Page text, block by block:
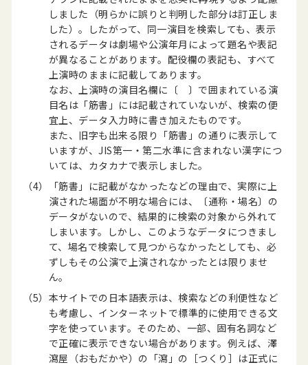
しました（明らかに誤りと判明した部分は訂正しま
した）。したがって、同一演目を検索しても、表示
されるデータは劇場や公演年月によって題名や表記
が異なることがあります。配役欄の表記も、すべて
上演時のままに記載してあります。
なお、上演時の演目名欄に〔 〕で囲まれている演
目名は「筋書」には記載されていないが、検索の便
宜上、データ入力時に書き加えたものです。
また、旧字も出来る限り「筋書」の通りに表示して
いますが、JIS第一・第二水準に含まれない漢字につ
いては、カタカナで表示しました。
（4）
「筋書」に記載がなかったなどの理由で、実際に上
演された場面が不明な場合には、〔通称・場名〕の
データがないので、結果的に検索の対象から外れて
しまいます。しかし、このようなデータにつきまし
て、場名で検索して見つからなかったとしても、必
ずしもその公演で上演されなかったとは限りませ
ん。
（5） 本サイトでの日本語表示は、検索などの利便性など
も考慮し、インターネットで標準的に使用できる文
字を使っています。そのため、一部、固有名詞など
で正確に表示できない場合があります。例えば、澤
瀉屋（おもだかや）の「瀉」の［つくり］は正式に